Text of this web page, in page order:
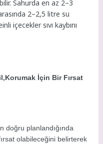
Sahurda en az 2–3
2–2,5 litre su
içecekler sıvı kaybını
İçin Bir Fırsat
doğru planlandığında
olabileceğini belirterek